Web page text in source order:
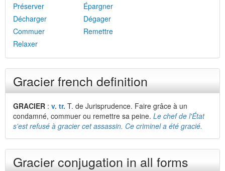
Préserver
Épargner
Décharger
Dégager
Commuer
Remettre
Relaxer
Gracier french definition
GRACIER : v. tr. T. de Jurisprudence. Faire grâce à un
condamné, commuer ou remettre sa peine. Le chef de l'État
s'est refusé à gracier cet assassin. Ce criminel a été gracié.
Gracier conjugation in all forms